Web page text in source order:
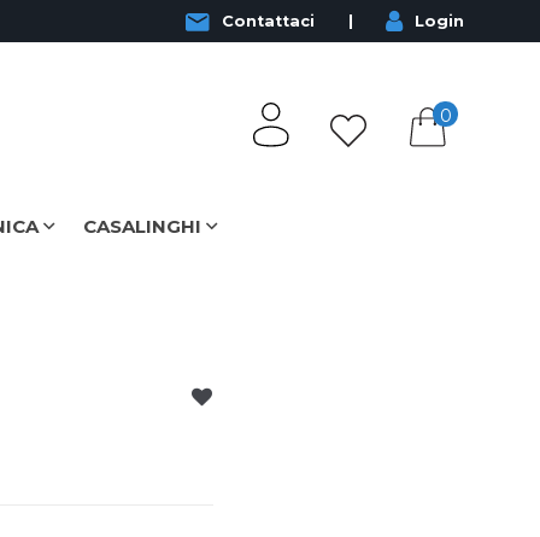
Contattaci Login
0
CASALINGHI